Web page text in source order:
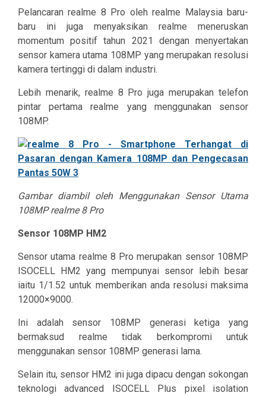
Pelancaran realme 8 Pro oleh realme Malaysia baru-
baru ini juga menyaksikan realme meneruskan
momentum positif tahun 2021 dengan menyertakan
sensor kamera utama 108MP yang merupakan resolusi
kamera tertinggi di dalam industri.
Lebih menarik, realme 8 Pro juga merupakan telefon
pintar pertama realme yang menggunakan sensor
108MP.
Gambar diambil oleh Menggunakan Sensor Utama
108MP realme 8 Pro
Sensor 108MP HM2
Sensor utama realme 8 Pro merupakan sensor 108MP
ISOCELL HM2 yang mempunyai sensor lebih besar
iaitu 1/1.52 untuk memberikan anda resolusi maksima
12000×9000.
Ini adalah sensor 108MP generasi ketiga yang
bermaksud realme tidak berkompromi untuk
menggunakan sensor 108MP generasi lama.
Selain itu, sensor HM2 ini juga dipacu dengan sokongan
teknologi advanced ​ISOCELL Plus​ pixel isolation